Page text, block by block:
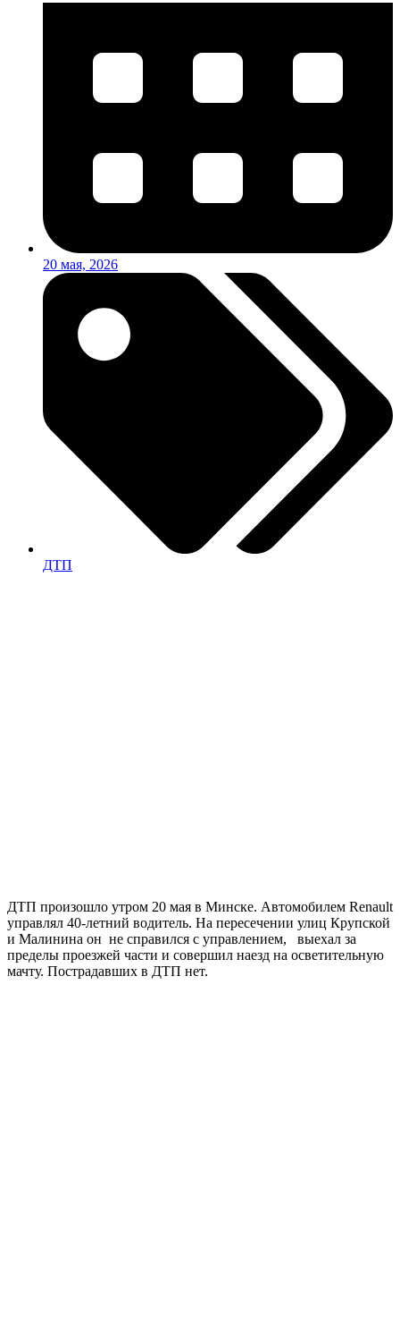
20 мая, 2026
ДТП
ДТП произошло утром 20 мая в Минске. Автомобилем Renault
управлял 40-летний водитель. На пересечении улиц Крупской
и Малинина он не справился с управлением, выехал за
пределы проезжей части и совершил наезд на осветительную
мачту. Пострадавших в ДТП нет.